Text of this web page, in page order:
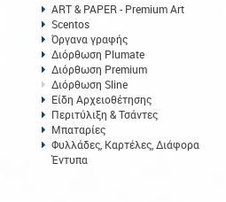
ART & PAPER - Premium Art
Scentos
Όργανα γραφής
Διόρθωση Plumate
Διόρθωση Premium
Διόρθωση Sline
Είδη Αρχειοθέτησης
Περιτύλιξη & Τσάντες
Μπαταρίες
Φυλλάδες, Καρτέλες, Διάφορα
Έντυπα